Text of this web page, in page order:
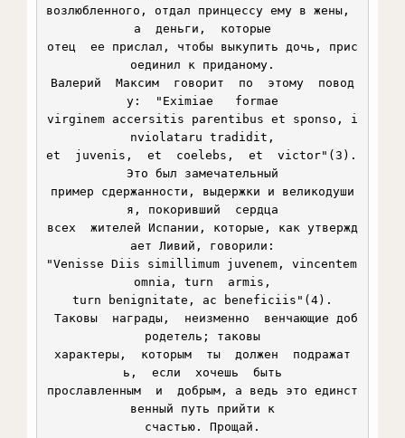
возлюбленного, отдал принцессу ему в жены,
а  деньги,  которые
отец  ее прислал, чтобы выкупить дочь, прис
оединил к приданому.
Валерий  Максим  говорит  по  этому  повод
у:  "Eximiae   formae
virginem accersitis parentibus et sponso, i
nviolataru tradidit,
et  juvenis,  et  coelebs,  et  victor"(3).
Это был замечательный
пример сдержанности, выдержки и великодуши
я, покоривший  сердца
всех  жителей Испании, которые, как утвержд
ает Ливий, говорили:
"Venisse Diis simillimum juvenem, vincentem
omnia, turn  armis,
turn benignitate, ac beneficiis"(4).
родетель; таковы
характеры,  которым  ты  должен  подражат
ь,  если  хочешь  быть
прославленным  и  добрым, а ведь это единст
венный путь прийти к
счастью. Прощай.